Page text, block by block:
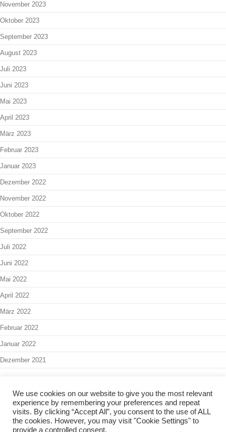
November 2023
Oktober 2023
September 2023
August 2023
Juli 2023
Juni 2023
Mai 2023
April 2023
März 2023
Februar 2023
Januar 2023
Dezember 2022
November 2022
Oktober 2022
September 2022
Juli 2022
Juni 2022
Mai 2022
April 2022
März 2022
Februar 2022
Januar 2022
Dezember 2021
Interner Bereich
Admin
Copyright 2024 - Kinder- & Jugendbüro Balingen - Impressum
We use cookies on our website to give you the most relevant
experience by remembering your preferences and repeat
visits. By clicking “Accept All”, you consent to the use of ALL
the cookies. However, you may visit "Cookie Settings" to
provide a controlled consent.